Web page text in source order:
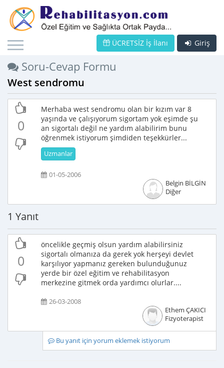
Giriş
ÜCRETSİZ İş İlanı
Soru-Cevap Formu
West sendromu
0
Merhaba west sendromu olan bir kızım var 8
yaşında ve çalışıyorum sigortam yok eşimde şu
an sigortalı değil ne yardım alabilirim bunu
öğrenmek istiyorum şimdiden teşekkürler...
Uzmanlar
01-05-2006
Belgin BİLGİN
Diğer
1 Yanıt
0
öncelikle geçmiş olsun yardım alabilirsiniz
sigortalı olmanıza da gerek yok herşeyi devlet
karşılıyor yapmanız gereken bulunduğunuz
yerde bir özel eğitim ve rehabilitasyon
merkezine gitmek orda yardımcı olurlar....
26-03-2008
Ethem ÇAKICI
Fizyoterapist
Bu yanıt için yorum eklemek istiyorum